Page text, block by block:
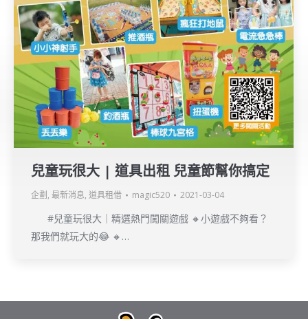
兒童玩很大 | 道具出租 兒童節幫你搞定
企劃 , 最新消息, 道具租借 magic520 2021-03-04
#兒童玩很大｜精選熱門闖關遊戲 🔸小遊戲不夠看？
那我們就玩大的😂 🔸…